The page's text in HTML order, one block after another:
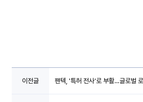
이전글 팬텍, '특허 전사'로 부활…글로벌